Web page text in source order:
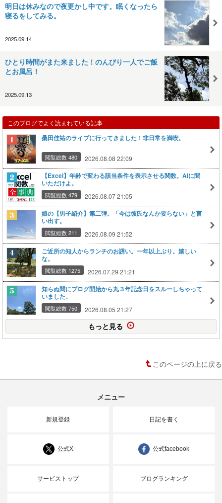
明日は休みなので夜更かし中です。眠くなったら
寝るをしてみる。
2025.09.14
ひとり時間がまた来ました！のんびり一人でご飯
とお風呂！
2025.09.13
このブログでよく読まれている記事
桑田佳祐のライブに行ってきました！非日常を満喫。
閲覧総数 480 2026.08.08 22:09
【Excel】年齢で変わる該当条件を表示させる関数。AIに聞
いただけよ。
閲覧総数 479 2026.08.07 21:05
娘の【男子紹介】第二弾。「今は彼氏なんか要らない」と言
い出す。
閲覧総数 211 2026.08.09 21:52
ご近所の知人からランチのお誘い。一年以上ぶり。嬉しい
な。
閲覧総数 1275 2026.07.29 21:21
知らぬ間にブログ開始から丸３年記念日をスルーしちゃって
いました。
閲覧総数 750 2026.08.05 21:27
もっと見る
このページの上に戻る
メニュー
新規登録 日記を書く
公式X 公式facebook
サービストップ ブログランキング